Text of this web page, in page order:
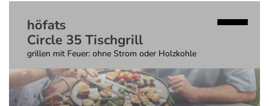
höfats
Circle 35 Tischgrill
grillen mit Feuer: ohne Strom oder Holzkohle